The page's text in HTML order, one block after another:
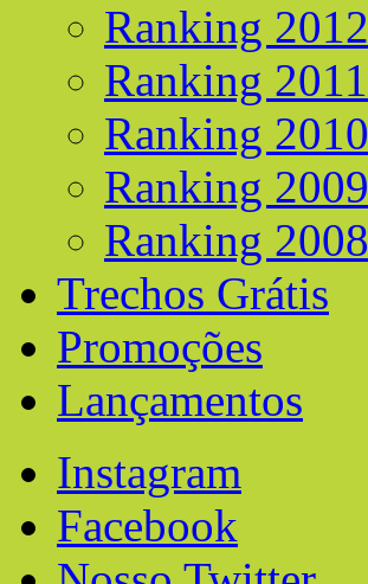
Ranking 2012
Ranking 2011
Ranking 2010
Ranking 2009
Ranking 2008
Trechos Grátis
Promoções
Lançamentos
Instagram
Facebook